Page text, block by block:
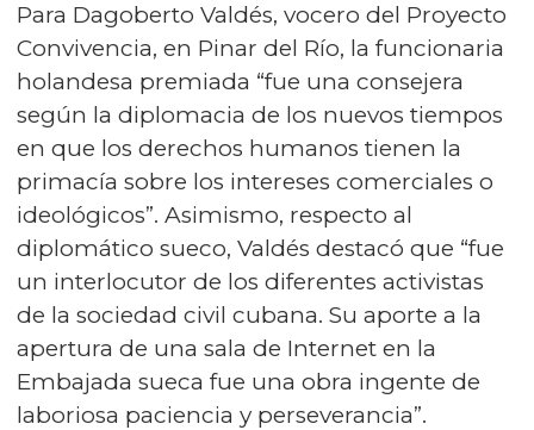
Para Dagoberto Valdés, vocero del Proyecto
Convivencia, en Pinar del Río, la funcionaria
holandesa premiada “fue una consejera
según la diplomacia de los nuevos tiempos
en que los derechos humanos tienen la
primacía sobre los intereses comerciales o
ideológicos”. Asimismo, respecto al
diplomático sueco, Valdés destacó que “fue
un interlocutor de los diferentes activistas
de la sociedad civil cubana. Su aporte a la
apertura de una sala de Internet en la
Embajada sueca fue una obra ingente de
laboriosa paciencia y perseverancia”.